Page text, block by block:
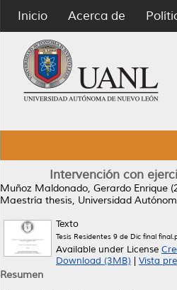
Inicio Acerca de
Intervención con
Muñoz Maldonado, Gerardo Enrique
Maestría thesis, Universidad
Texto
Tesis Residentes 9 de Dic final
Available under License
Download (3MB)
Vista
Resumen